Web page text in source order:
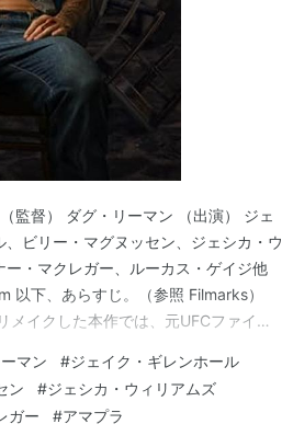
監督） ダグ・リーマン （出演） ジェ
ビリー・マグヌッセン、ジェシカ・ウ
・マクレガー、ルーカス・ゲイジ他
以下、あらすじ。（参照 Filmarks）
イクした本作では、元UFCファイタ
だの楽園ではないことを知る。
マン #ジェイク・ギレンホール
ン #ジェシカ・ウィリアムズ
ガー #アマプラ